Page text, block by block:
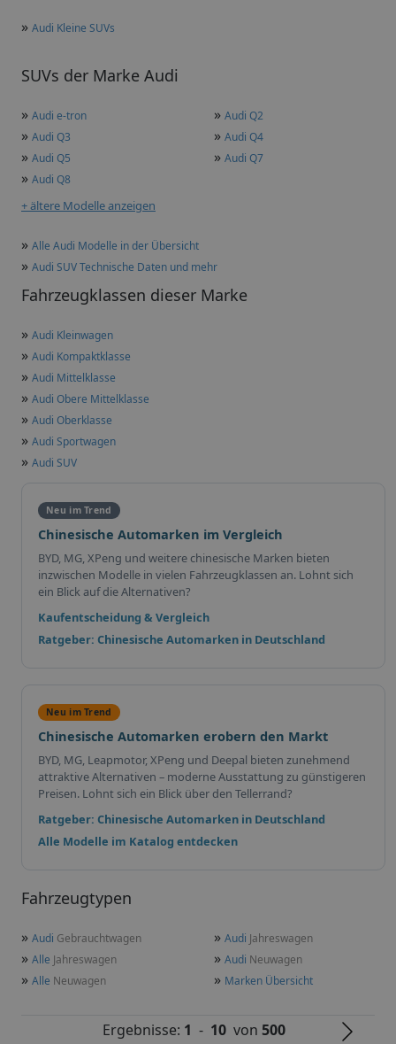
» Audi Kleine SUVs
SUVs der Marke Audi
» Audi e-tron » Audi Q2
» Audi Q3 » Audi Q4
» Audi Q5 » Audi Q7
» Audi Q8
+ ältere Modelle anzeigen
» Alle Audi Modelle in der Übersicht
» Audi SUV Technische Daten und mehr
Fahrzeugklassen dieser Marke
» Audi Kleinwagen
» Audi Kompaktklasse
» Audi Mittelklasse
» Audi Obere Mittelklasse
» Audi Oberklasse
» Audi Sportwagen
» Audi SUV
Neu im Trend
Chinesische Automarken im Vergleich
BYD, MG, XPeng und weitere chinesische Marken bieten
inzwischen Modelle in vielen Fahrzeugklassen an. Lohnt sich
ein Blick auf die Alternativen?
Kaufentscheidung & Vergleich
Ratgeber: Chinesische Automarken in Deutschland
Neu im Trend
Chinesische Automarken erobern den Markt
BYD, MG, Leapmotor, XPeng und Deepal bieten zunehmend
attraktive Alternativen – moderne Ausstattung zu günstigeren
Preisen. Lohnt sich ein Blick über den Tellerrand?
Ratgeber: Chinesische Automarken in Deutschland
Alle Modelle im Katalog entdecken
Fahrzeugtypen
» Audi Gebrauchtwagen » Audi Jahreswagen
» Alle Jahreswagen » Audi Neuwagen
» Alle Neuwagen » Marken Übersicht
Ergebnisse: 1 - 10 von500